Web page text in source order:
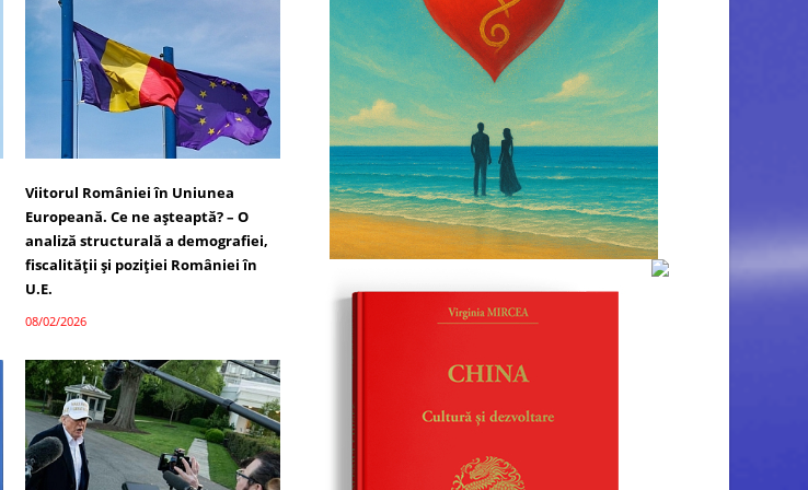
Viitorul României în Uniunea
Europeană. Ce ne așteaptă? – O
analiză structurală a demografiei,
fiscalității și poziției României în
U.E.
08/02/2026